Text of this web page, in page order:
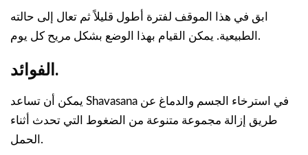
ابق في هذا الموقف لفترة أطول قليلاً ثم تعال إلى حالته
الطبيعية. يمكن القيام بهذا الوضع بشكل مريح كل يوم.
الفوائد.
يمكن أن تساعد Shavasana في استرخاء الجسم والدماغ عن
طريق إزالة مجموعة متنوعة من الضغوط التي تحدث أثناء
الحمل.